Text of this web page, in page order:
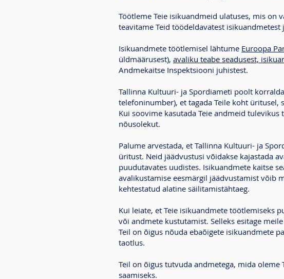
Töötleme Teie isikuandmeid ulatuses, mis on
teavitame Teid töödeldavatest
Isikuandmete töötlemisel lähtume Euroopa
üldmäärusest), avaliku teabe seadusest,
Andmekaitse Inspektsiooni juhistest.
Tallinna Kultuuri- ja Spordiameti poolt
telefoninumber), et tagada Teile koht
Kui soovime kasutada Teie andmeid
nõusolekut.
Palume arvestada, et Tallinna Kultuuri- ja
üritust. Neid jäädvustusi võidakse kajastada
puudutavates uudistes. Isikuandmete kaitse
avalikustamise eesmärgil jäädvustamist võib
kehtestatud alatine säilitamistähtaeg.
Kui leiate, et Teie isikuandmete töötlemiseks
või andmete kustutamist. Selleks esitage
Teil on õigus nõuda ebaõigete isikuandmete
taotlus.
Teil on õigus tutvuda andmetega, mida
saamiseks.